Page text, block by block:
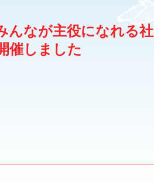
んなが主役になれる社
催しました